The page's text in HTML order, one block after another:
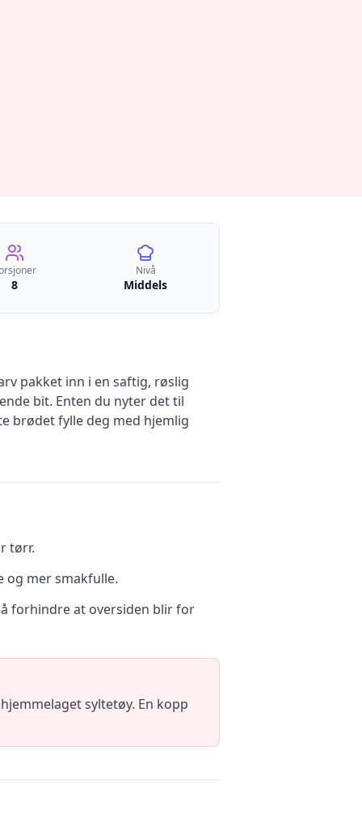
8
Nivå
Middels
pakket inn i en saftig, røslig
bit. Enten du nyter det til
brødet fylle deg med hjemlig
tørr.
og mer smakfulle.
forhindre at oversiden blir for
syltetøy. En kopp